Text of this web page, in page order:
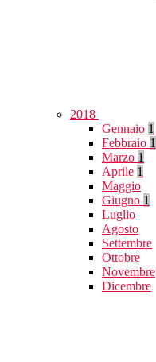
2018
Gennaio 1
Febbraio 1
Marzo 1
Aprile 1
Maggio
Giugno 1
Luglio
Agosto
Settembre
Ottobre
Novembre
Dicembre